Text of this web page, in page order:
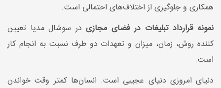
همکاری و جلوگیری از اختلاف‌های احتمالی است.
نمونه قرارداد تبلیغات در فضای مجازیدر سوشال مدیا تعیین
کننده روش، زمان، میزان و تعهدات دو طرف نسبت به انجام کار
است.
دنیای امروزی دنیای عجیبی است. انسان‌ها کمتر وقت خواندن